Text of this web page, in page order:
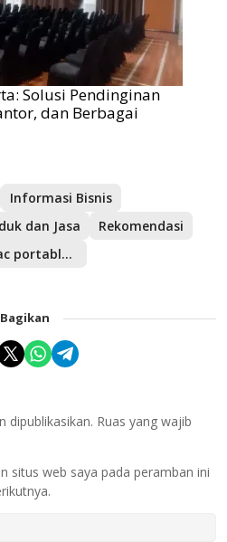
Solusi Pendinginan
dan Berbagai
Informasi Bisnis
dan Jasa
Rekomendasi
sewa ac portable jakarta
Bagikan
dipublikasikan. Ruas yang wajib
situs web saya pada peramban ini